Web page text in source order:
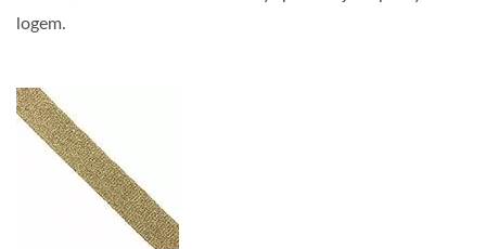
logem.